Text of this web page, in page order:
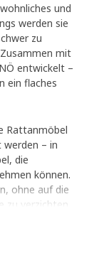
und
werden sie
zu
mit
entwickelt –
ein flaches
Rattanmöbel
– in
die
können.
ohne auf die
zu verzichten,
sind“,